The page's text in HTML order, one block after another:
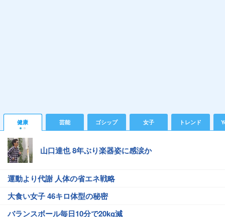
健康 芸能 ゴシップ 女子 トレンド
山口達也 8年ぶり楽器姿に感涙か
運動より代謝 人体の省エネ戦略
大食い女子 46キロ体型の秘密
バランスボール毎日10分で20kg減